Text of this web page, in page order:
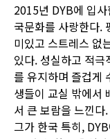
2015년 DYB에 입
국문화를 사랑한다.
미있고 스트레스 없
있다. 성실하고 적
를 유지하며 즐겁게
생들이 교실 밖에서
서 큰 보람을 느낀
그가 한국 특히,